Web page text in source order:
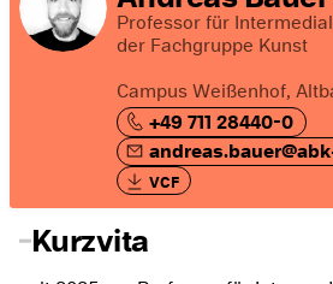
Professor für
der Fachgruppe Kunst
Campus Weißenhof,
+49 711 28440-0
VCF
Kurzvita